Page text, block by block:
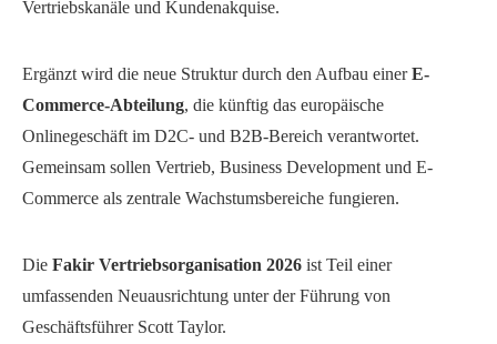
Vertriebskanäle und Kundenakquise.
Ergänzt wird die neue Struktur durch den Aufbau einerE-
Commerce-Abteilung, die künftig das europäische
Onlinegeschäft im D2C- und B2B-Bereich verantwortet.
Gemeinsam sollen Vertrieb, Business Development und E-
Commerce als zentrale Wachstumsbereiche fungieren.
Die Fakir Vertriebsorganisation 2026 ist Teil einer
umfassenden Neuausrichtung unter der Führung von
Geschäftsführer Scott Taylor.